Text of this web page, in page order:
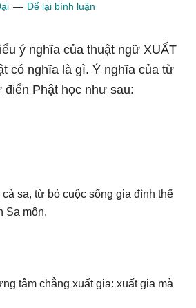
Để lại bình luận
ý nghĩa của thuật ngữ XUẤT
có nghĩa là gì. Ý nghĩa của từ
điển Phật học như sau:
sa, từ bỏ cuộc sống gia đình thế
Sa môn.
tâm chẳng xuất gia: xuất gia mà